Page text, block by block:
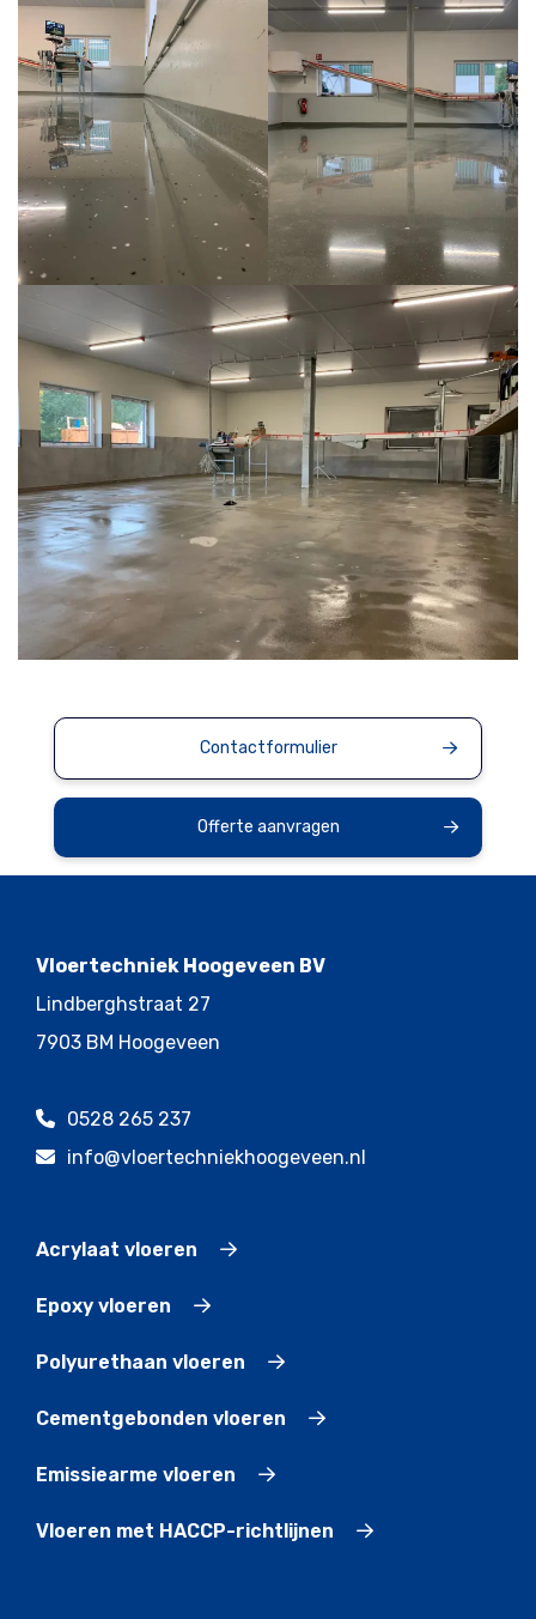
Contactformulier
Offerte aanvragen
Vloertechniek Hoogeveen BV
Lindberghstraat 27
7903 BM Hoogeveen
0528 265 237
info@vloertechniekhoogeveen.nl
Acrylaat vloeren
Epoxy vloeren
Polyurethaan vloeren
Cementgebonden vloeren
Emissiearme vloeren
Vloeren met HACCP-richtlijnen